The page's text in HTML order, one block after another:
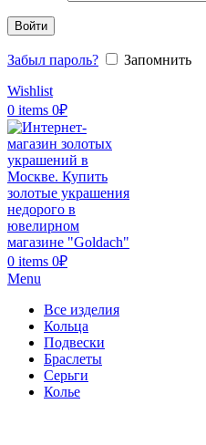
Войти
Забыл пароль?
Запомнить
Wishlist
0 items 0₽
0 items 0₽
Menu
Все изделия
Кольца
Подвески
Браслеты
Серьги
Колье